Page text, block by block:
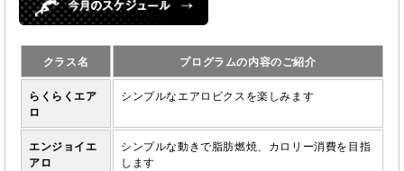
クラス名 プログラムの内容のご紹介
らくらくエア
ロ
シンプルなエアロビクスを楽しみます
エンジョイエ
アロ
シンプルな動きで脂肪燃焼、カロリー消費を目指
します